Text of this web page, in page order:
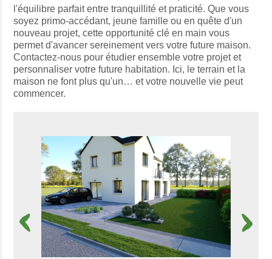
l'équilibre parfait entre tranquillité et praticité. Que vous
soyez primo-accédant, jeune famille ou en quête d'un
nouveau projet, cette opportunité clé en main vous
permet d'avancer sereinement vers votre future maison.
Contactez-nous pour étudier ensemble votre projet et
personnaliser votre future habitation. Ici, le terrain et la
maison ne font plus qu'un… et votre nouvelle vie peut
commencer.